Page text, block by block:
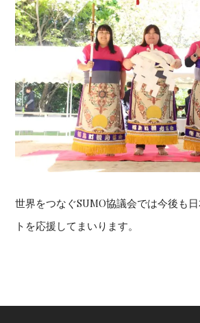
世界をつなぐSUMO協議会では今後も
トを応援してまいります。